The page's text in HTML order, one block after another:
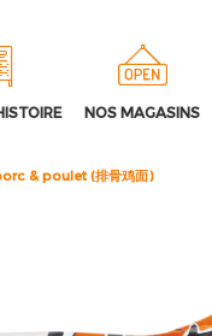
NOS MAGASINS
& poulet (排骨鸡面)